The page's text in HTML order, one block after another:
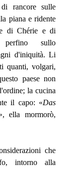
rancore sulle
piana eridente
di Chérie e di
perfino sullo
d'iniquità. Li
quanti, volgari,
paese non
la cucina
il capo: «Das
ella mormorò,
che
intorno alla